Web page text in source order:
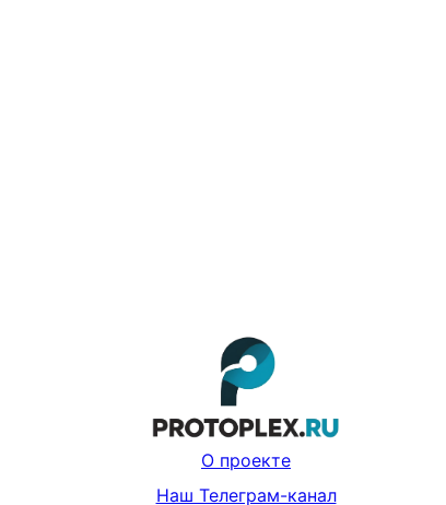
О проекте
Наш Телеграм-канал